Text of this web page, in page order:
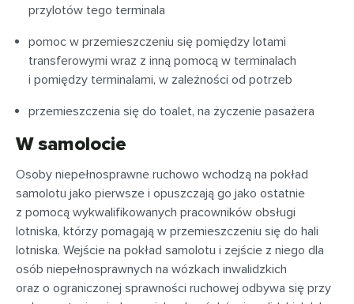
przylotów tego terminala
pomoc w przemieszczeniu się pomiędzy lotami
transferowymi wraz z inną pomocą w terminalach
i pomiędzy terminalami, w zależności od potrzeb
przemieszczenia się do toalet, na życzenie pasażera
W samolocie
Osoby niepełnosprawne ruchowo wchodzą na pokład
samolotu jako pierwsze i opuszczają go jako ostatnie
z pomocą wykwalifikowanych pracowników obsługi
lotniska, którzy pomagają w przemieszczeniu się do hali
lotniska. Wejście na pokład samolotu i zejście z niego dla
osób niepełnosprawnych na wózkach inwalidzkich
oraz o ograniczonej sprawności ruchowej odbywa się przy